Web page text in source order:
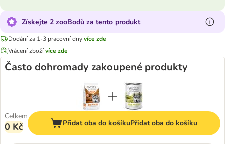
Získejte 2 zooBodů za tento produkt
Dodání za 1-3 pracovní dnyvíce zde
Vrácení zbožívíce zde
Často dohromady zakoupené produkty
Celkem
0 Kč Přidat oba do košíkuPřidat oba do košíku